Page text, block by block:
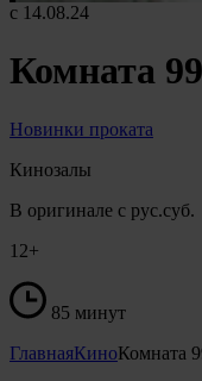
c 14.08.24
Комната
Новинки проката
Кинозалы
В оригинале с рус.суб.
12+
85 минут
ГлавнаяКиноКомната